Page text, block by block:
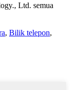
Ltd. semua
, Bilik telepon,